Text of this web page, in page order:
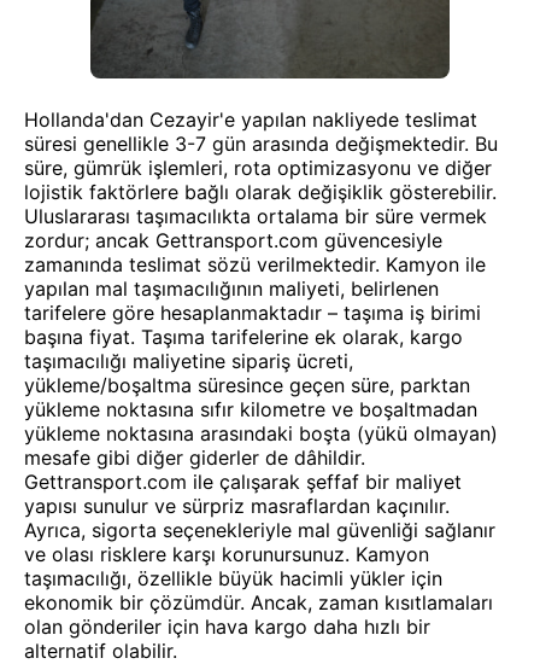
Hollanda'dan Cezayir'e yapılan nakliyede teslimat
süresi genellikle 3-7 gün arasında değişmektedir. Bu
süre, gümrük işlemleri, rota optimizasyonu ve diğer
lojistik faktörlere bağlı olarak değişiklik gösterebilir.
Uluslararası taşımacılıkta ortalama bir süre vermek
zordur; ancak Gettransport.com güvencesiyle
zamanında teslimat sözü verilmektedir. Kamyon ile
yapılan mal taşımacılığının maliyeti, belirlenen
tarifelere göre hesaplanmaktadır – taşıma iş birimi
başına fiyat. Taşıma tarifelerine ek olarak, kargo
taşımacılığı maliyetine sipariş ücreti,
yükleme/boşaltma süresince geçen süre, parktan
yükleme noktasına sıfır kilometre ve boşaltmadan
yükleme noktasına arasındaki boşta (yükü olmayan)
mesafe gibi diğer giderler de dâhildir.
Gettransport.com ile çalışarak şeffaf bir maliyet
yapısı sunulur ve sürpriz masraflardan kaçınılır.
Ayrıca, sigorta seçenekleriyle mal güvenliği sağlanır
ve olası risklere karşı korunursunuz. Kamyon
taşımacılığı, özellikle büyük hacimli yükler için
ekonomik bir çözümdür. Ancak, zaman kısıtlamaları
olan gönderiler için hava kargo daha hızlı bir
alternatif olabilir.